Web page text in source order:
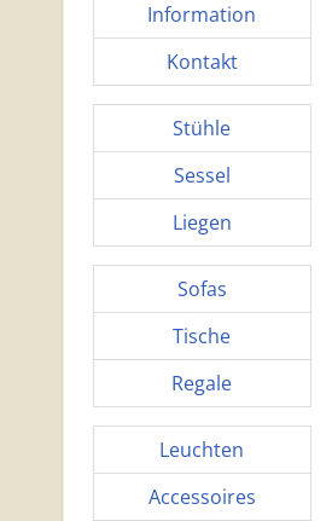
Information
Kontakt
Stühle
Sessel
Liegen
Sofas
Tische
Regale
Leuchten
Accessoires